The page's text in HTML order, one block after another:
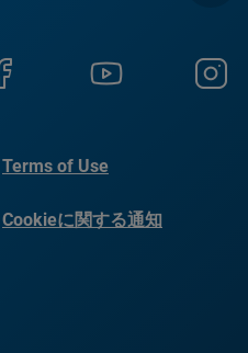
Terms of Use
Cookieに関する通知